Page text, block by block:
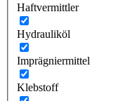
Haftvermittler
Hydrauliköl
Imprägniermittel
Klebstoff